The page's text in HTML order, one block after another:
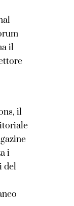
il
il
i
del